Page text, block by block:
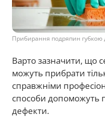
Прибирання подряпин губкою
Варто зазначити, що
можуть прибрати
справжніми
способи допоможуть
дефекти.